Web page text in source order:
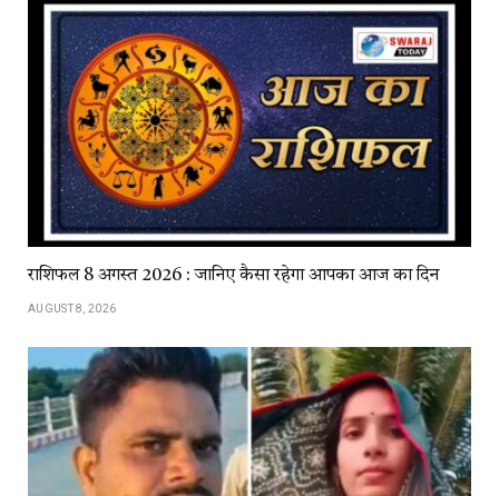
राशिफल 8 अगस्त 2026 : जानिए कैसा रहेगा आपका आज का दिन
AUGUST 8, 2026